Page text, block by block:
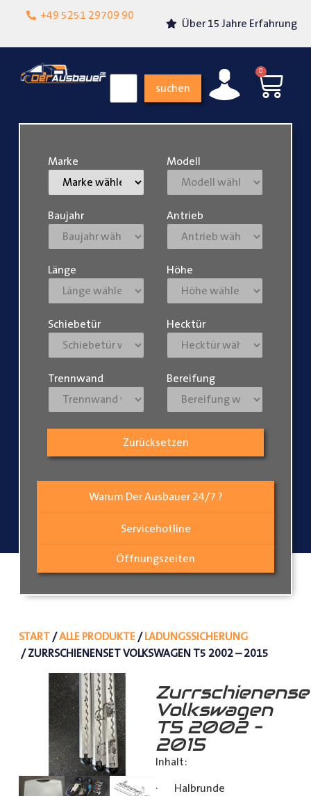
+49 5251 29709 90
Lokalgeschäft in
Über 15 Jahre Erfahrung
suchen
0
Warum Der Ausbauer 24/7 ?
Servicehotline
Öffnungszeiten
Marke Modell
Baujahr Antrieb
Länge Höhe
Schiebetür Hecktür
Trennwand Bereifung
Zurücksetzen
START/ALLE PRODUKTE/LADUNGSSICHERUNG
/ ZURRSCHIENENSET VOLKSWAGEN T5 2002 – 2015
Volkswagen
T5 2002 –
2015
Inhalt:
· Halbrunde